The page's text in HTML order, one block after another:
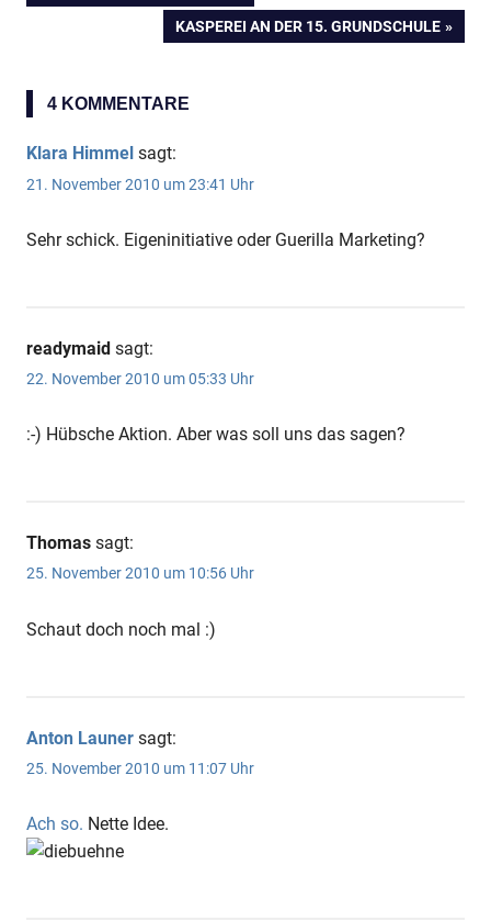
Beitragsnavigation
NÄCHSTER
KASPEREI AN DER 15. GRUNDSCHULE
4 KOMMENTARE
Klara Himmel sagt:
21. November 2010 um 23:41 Uhr
Sehr schick. Eigeninitiative oder Guerilla Marketing?
readymaid sagt:
22. November 2010 um 05:33 Uhr
:-) Hübsche Aktion. Aber was soll uns das sagen?
Thomas sagt:
25. November 2010 um 10:56 Uhr
Schaut doch noch mal :)
Anton Launer sagt:
25. November 2010 um 11:07 Uhr
Ach so. Nette Idee.